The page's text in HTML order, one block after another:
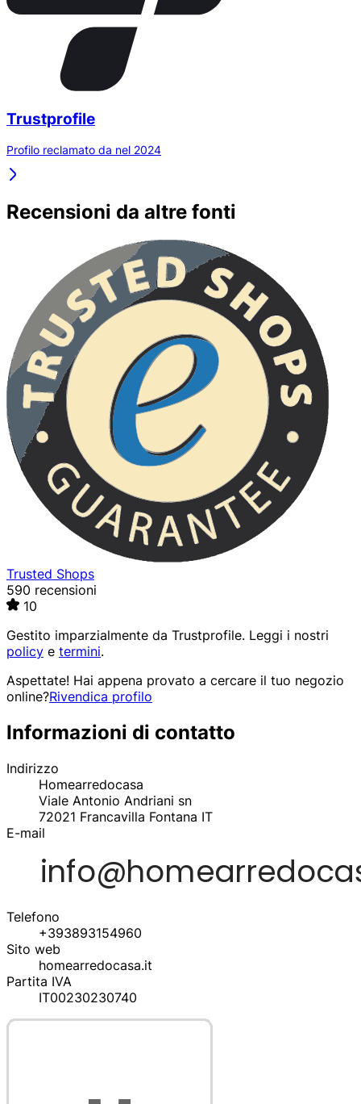
Trustprofile
Profilo reclamato da nel 2024
Recensioni da altre fonti
Trusted Shops
590 recensioni
10
Gestito imparzialmente da Trustprofile. Leggi i nostri
policy e termini.
Aspettate! Hai appena provato a cercare il tuo negozio
online?Rivendica profilo
Informazioni di contatto
Indirizzo
Homearredocasa
Viale Antonio Andriani sn
72021 Francavilla Fontana IT
E-mail
Telefono
+393893154960
Sito web
homearredocasa.it
Partita IVA
IT00230230740